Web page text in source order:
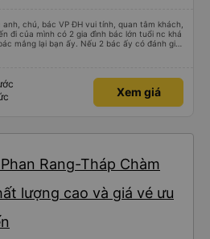
chú, bác VP ĐH vui tính, quan tâm khách,
mắng lại bạn ấy. Nếu 2 bác ấy có đánh giá
ấy nhắc nhở rất đúng. 2 bác nói rất to. To
bảo bạn ấy liên hệ sđt của mình, mình hỗ
ĐH-NT ngày 16/1. À các bạn nữ lễ tân xinh
sang đôi xong còn note là (một mình) yêu
Xem giá
Rang-Tháp Chàm
lượng cao và giá vé ưu